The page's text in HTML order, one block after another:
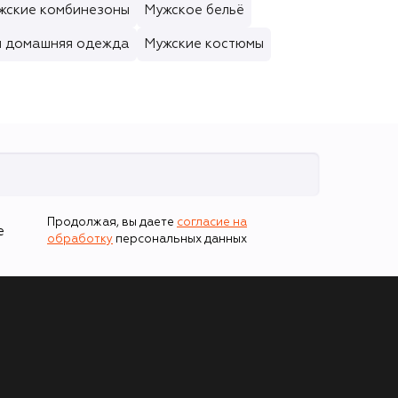
комбинезоны Мужское бельё
домашняя одежда Мужские костюмы
Продолжая, вы даете согласие на
обработку персональных данных